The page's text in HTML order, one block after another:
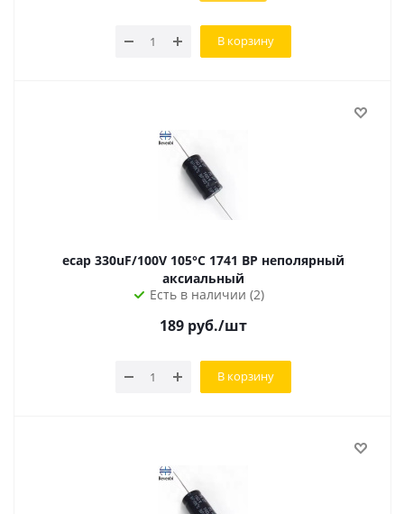
В корзину
ecap 330uF/100V 105°С 1741 BP неполярный
аксиальный
Есть в наличии (2)
189руб./шт
В корзину